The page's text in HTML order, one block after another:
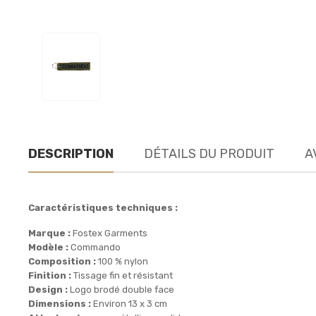
DESCRIPTION DÉTAILS DU PRODUIT
Caractéristiques techniques :
Marque : Fostex Garments
Modèle : Commando
Composition : 100 % nylon
Finition : Tissage fin et résistant
Design : Logo brodé double face
Dimensions : Environ 13 x 3 cm